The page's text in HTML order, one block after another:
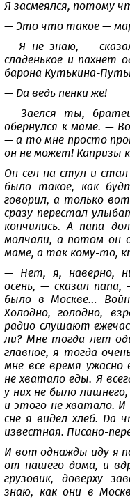
Я засмеялся, потому
— Это что такое —
— Я не знаю, —
сладенькое и пахнет
барона Кутькина-
— Да ведь пенки же!
— Заелся ты,
обернулся к маме. —
— а то мне просто
он не может! Капризы
Он сел на стул и
было такое, как
говорил, а только
сразу перестал
кончились. А папа
молчали, а потом он
маме, а так кому-то,
— Нет, я, наверно,
осень, — сказал
было в Москве…
Холодно, голодно,
радио слушают
ли? Мне тогда лет
главное, я тогда
мне все время ужасно
не хватало еды. Я
у них не было
и этого не хватало. И
сне я видел хлеб. Да
известная. Писано-
И вот однажды иду я
от нашего дома, и
грузовик, доверху
знаю, как они в